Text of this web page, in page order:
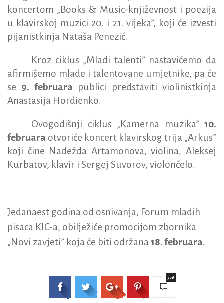
koncertom „Books & Music-književnost i poezija
u klavirskoj muzici 20. i 21. vijeka”, koji će izvesti
pijanistkinja Nataša Penezić.
Kroz ciklus „Mladi talenti” nastavićemo da
afirmišemo mlade i talentovane umjetnike, pa će
se 9. februara publici predstavitiviolinistkinja
Anastasija Hordienko.
Ovogodišnji ciklus „Kamerna muzika” 10.
februara otvoriće koncert klavirskog trija „Arkus”
koji čine Nadežda Artamonova, violina, Aleksej
Kurbatov, klavir i Sergej Suvorov, violončelo.
Jedanaest godina od osnivanja, Forum mladih
pisaca KIC-a, obilježiće promocijom zbornika
„Novi zavjeti” koja će biti održana 18. februara.
726